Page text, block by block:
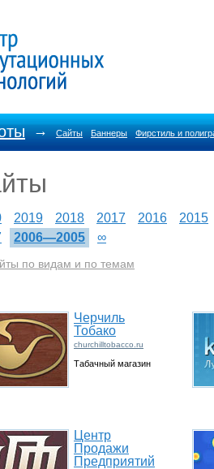
→ Сайты Баннеры Фирстиль и
2019 2018 2017 2016
2015
2006—2005 ∞
по видам и по темам
Черчиль
Тобако
churchilltobacco.ru
Табачный магазин
Центр
Продажи
Предприятий